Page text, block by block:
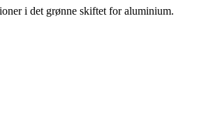
i det grønne skiftet for aluminium.